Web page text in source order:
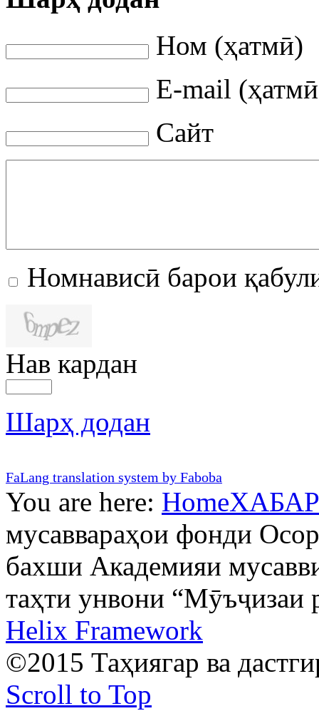
Ном (ҳатмӣ)
E-mail
Сайт
Номнависӣ барои
Нав кардан
Шарҳ додан
FaLang translation system by Faboba
You are here: Home
мусаввараҳои фонди
бахши Академияи
таҳти унвони “Мӯъҷизаи
Helix Framework
©2015 Таҳиягар ва
Scroll to Top